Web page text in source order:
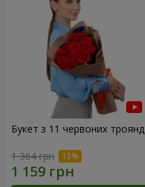
Букет з 11 червоних троянд
1 364 грн